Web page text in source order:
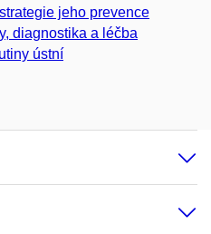
jeho prevence
diagnostika a léčba
ústní